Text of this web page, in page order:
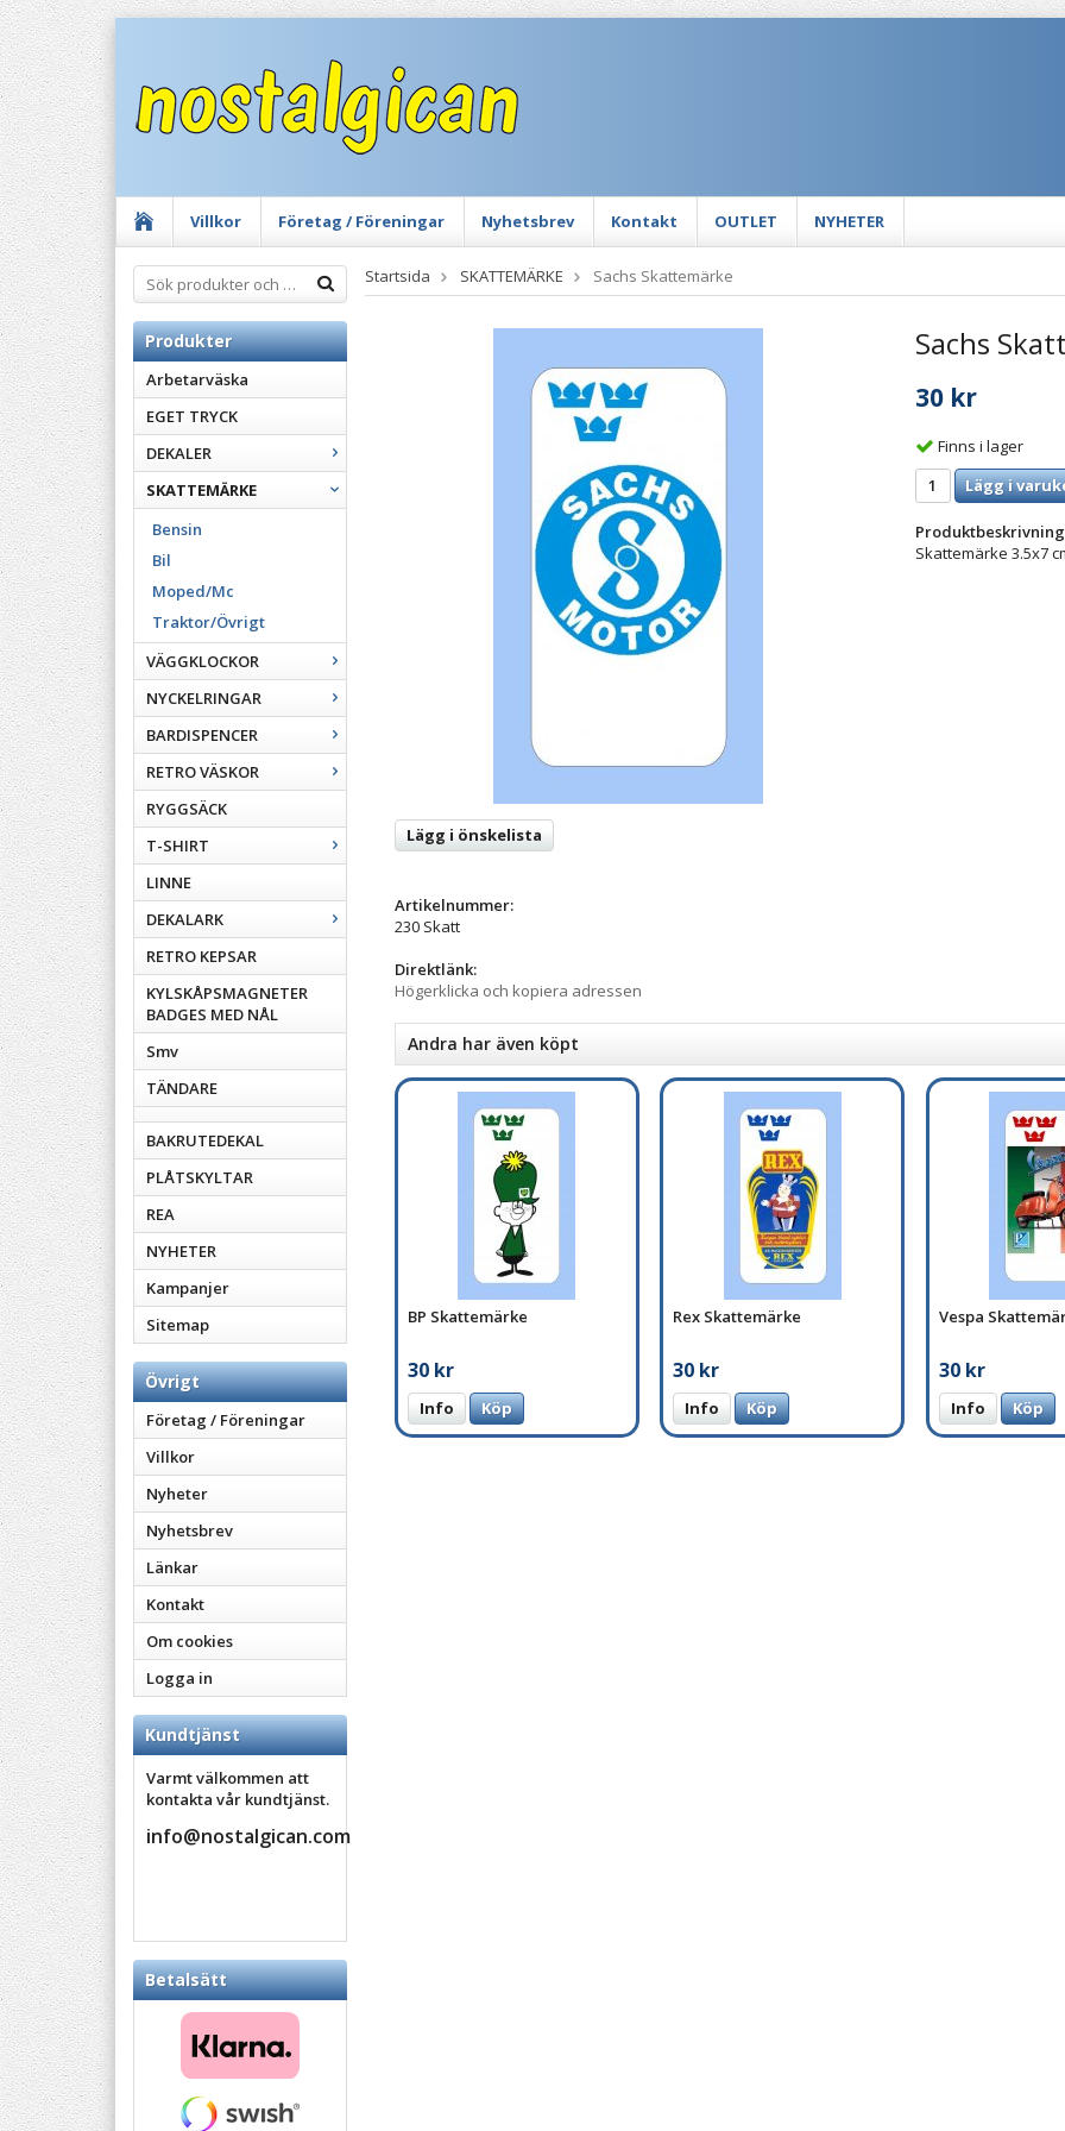
Villkor Företag / Föreningar Nyhetsbrev Kontakt OUTLET NYHETER
Produkter
Arbetarväska
EGET TRYCK
DEKALER
SKATTEMÄRKE
Bensin
Bil
Moped/Mc
Traktor/Övrigt
VÄGGKLOCKOR
NYCKELRINGAR
BARDISPENCER
RETRO VÄSKOR
RYGGSÄCK
T-SHIRT
LINNE
DEKALARK
RETRO KEPSAR
KYLSKÅPSMAGNETER
BADGES MED NÅL
Smv
TÄNDARE
BAKRUTEDEKAL
PLÅTSKYLTAR
REA
NYHETER
Kampanjer
Sitemap
Övrigt
Företag / Föreningar
Villkor
Nyheter
Nyhetsbrev
Länkar
Kontakt
Om cookies
Logga in
Kundtjänst
Varmt välkommen att
kontakta vår kundtjänst.
info@nostalgican.com
Betalsätt
Startsida SKATTEMÄRKE Sachs Skattemärke
Sachs
30 kr
Finns i lager
Lägg i
Skattemärke 3.5x7
Lägg i önskelista
Artikelnummer:
230 Skatt
Direktlänk:
Högerklicka och kopiera adressen
Andra har även köpt
BP Skattemärke
30 kr
Info Köp
Rex Skattemärke
30 kr
Info Köp
Vespa
30 kr
Info Köp